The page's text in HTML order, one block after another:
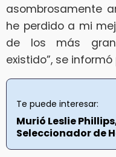
asombrosamente
he perdido a mi
de los más
existido”, se
Te puede interesar:
Murió Leslie
Seleccionador de